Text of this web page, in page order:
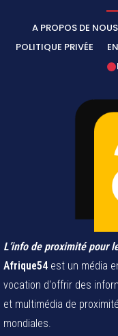
A PROPOS DE NOUS
POLITIQUE PRIVÉE
L’info de proximité pour
Afrique54 est un média
vocation d'offrir des
et multimédia de
mondiales.